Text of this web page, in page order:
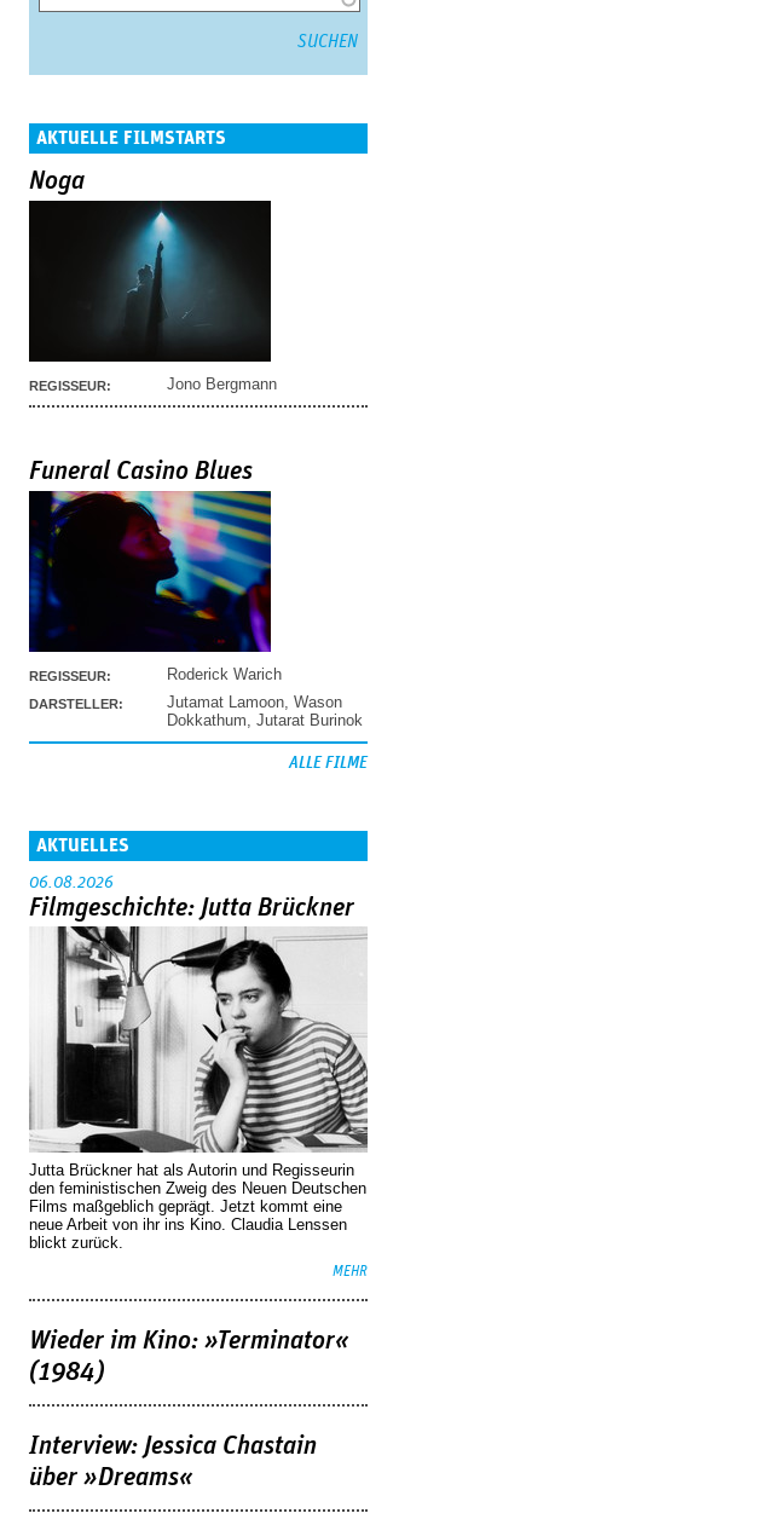
AKTUELLE FILMSTARTS
Noga
REGISSEUR: Jono Bergmann
Funeral Casino Blues
REGISSEUR: Roderick Warich
DARSTELLER: Jutamat Lamoon Wason
Dokkathum Jutarat Burinok
ALLE FILME
AKTUELLES
06.08.2026
Filmgeschichte: Jutta Brückner
Jutta Brückner hat als Autorin und Regisseurin
den feministischen Zweig des Neuen Deutschen
Films maßgeblich geprägt. Jetzt kommt eine
neue Arbeit von ihr ins Kino. Claudia Lenssen
blickt zurück.
MEHR
Wieder im Kino: »Terminator«
(1984)
Interview: Jessica Chastain
über »Dreams«